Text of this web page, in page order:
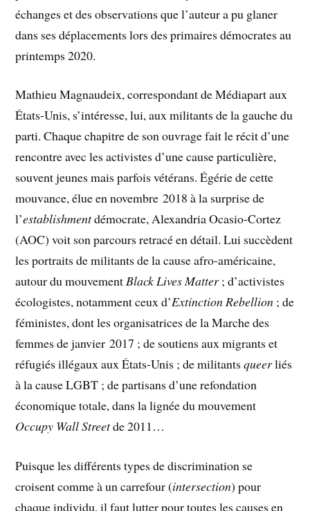
échanges et des observations que l’auteur a pu glaner
dans ses déplacements lors des primaires démocrates au
printemps 2020.
Mathieu Magnaudeix, correspondant de Médiapart aux
États-Unis, s’intéresse, lui, aux militants de la gauche du
parti. Chaque chapitre de son ouvrage fait le récit d’une
rencontre avec les activistes d’une cause particulière,
souvent jeunes mais parfois vétérans. Égérie de cette
mouvance, élue en novembre 2018 à la surprise de
l’establishmentdémocrate, Alexandria Ocasio-Cortez
(AOC) voit son parcours retracé en détail. Lui succèdent
les portraits de militants de la cause afro-américaine,
autour du mouvementBlack Lives Matter; d’activistes
écologistes, notamment ceux d’Extinction Rebellion ; de
féministes, dont les organisatrices de la Marche des
femmes de janvier 2017 ; de soutiens aux migrants et
réfugiés illégaux aux États-Unis ; de militantsqueerliés
à la cause LGBT ; de partisans d’une refondation
économique totale, dans la lignée du mouvement
Occupy Wall Streetde 2011…
Puisque les différents types de discrimination se
croisent comme à un carrefour (intersection) pour
chaque individu, il faut lutter pour toutes les causes en